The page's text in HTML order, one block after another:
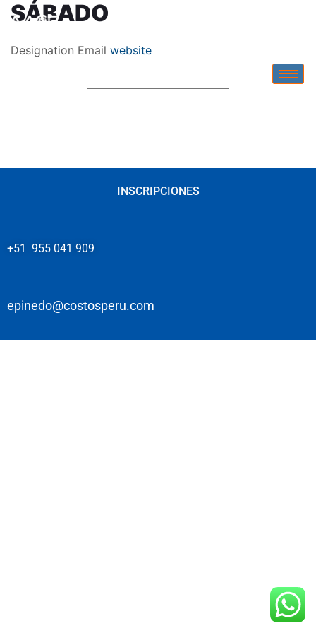
SÁBADO
Designation Email website
INSCRIPCIONES
+51 955 041 909
epinedo@costosperu.com